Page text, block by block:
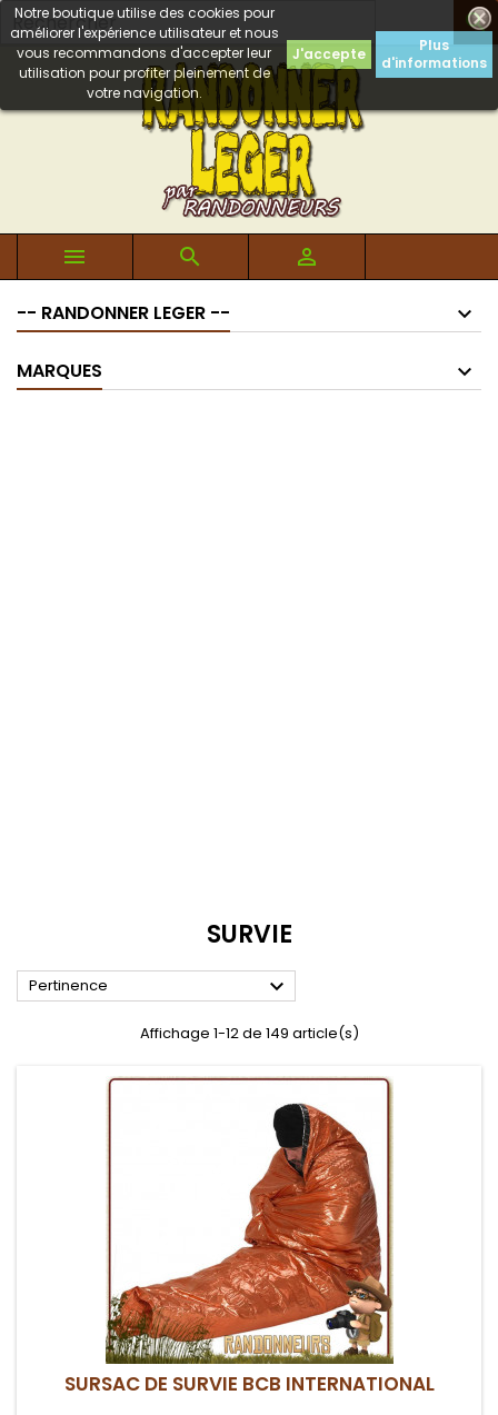

Notre boutique utilise des cookies pour
améliorer l'expérience utilisateur et nous
vous recommandons d'accepter leur
utilisation pour profiter pleinement de
votre navigation.
J'accepte
Plus
d'informations
  
-- RANDONNER LEGER --
MARQUES
SURVIE
Pertinence 
Affichage 1-12 de 149 article(s)
SURSAC DE SURVIE BCB INTERNATIONAL